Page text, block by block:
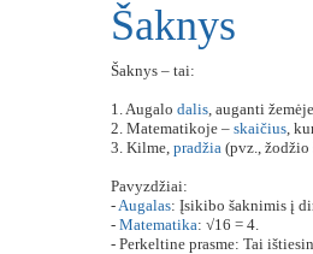
Šaknys
Šaknys – tai:
1. Augalo dalis, auganti
2. Matematikoje – skaičius,
3. Kilme, pradžia (pvz., žodžio
Pavyzdžiai:
-Augalas: Įsikibo šaknimis į
- Matematika: √16 = 4.
- Perkeltine prasme: Tai